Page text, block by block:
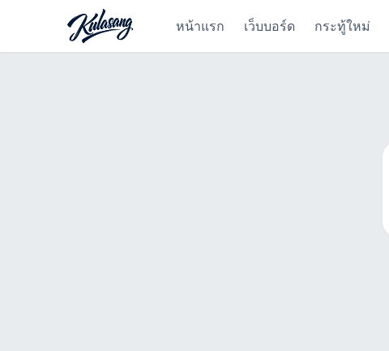
หน้าแรก เว็บบอร์ด กระทู้ใหม่